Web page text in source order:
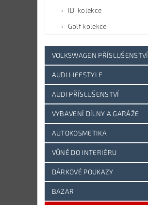
ID. kolekce
Golf kolekce
VOLKSWAGEN PŘÍSLUŠENSTVÍ
AUDI LIFESTYLE
AUDI PŘÍSLUŠENSTVÍ
VYBAVENÍ DÍLNY A GARÁŽE
AUTOKOSMETIKA
VŮNĚ DO INTERIÉRU
DÁRKOVÉ POUKAZY
BAZAR